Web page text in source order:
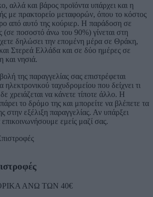
αλλά και βάρος προϊόντα υπάρχει και η
με πρακτορείο μεταφορών, όπου το κόστος
από αυτό της κούριερ. Η παράδοση σε
(σε ποσοστό άνω του 90%) γίνεται στη
δηλώσει την επομένη μέρα σε Θράκη,
Στερεά Ελλάδα και σε δύο ημέρες σε
νησιά.
της παραγγελίας σας επιστρέφεται
ταχυδρομείου που δείχνει τι
χρειάζεται να κάνετε τίποτε άλλο. Η
το δρόμο της και μπορείτε να βλέπετε τα
στην εξέλιξη παραγγελίας. Αν υπάρξει
εμείς μαζί σας.
ΑΝΩ ΤΩΝ 40€